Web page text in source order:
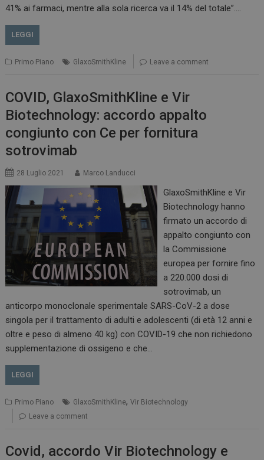
41% ai farmaci, mentre alla sola ricerca va il 14% del totale”.…
LEGGI
Primo Piano GlaxoSmithKline Leave a comment
COVID, GlaxoSmithKline e Vir
Biotechnology: accordo appalto
congiunto con Ce per fornitura
sotrovimab
28 Luglio 2021 Marco Landucci
GlaxoSmithKline e Vir
Biotechnology hanno
firmato un accordo di
appalto congiunto con
la Commissione
europea per fornire fino
a 220.000 dosi di
sotrovimab, un
anticorpo monoclonale sperimentale SARS-CoV-2 a dose
singola per il trattamento di adulti e adolescenti (di età 12 anni e
oltre e peso di almeno 40 kg) con COVID-19 che non richiedono
supplementazione di ossigeno e che…
LEGGI
Primo Piano GlaxoSmithKline,Vir Biotechnology
Leave a comment
Covid, accordo Vir Biotechnology e